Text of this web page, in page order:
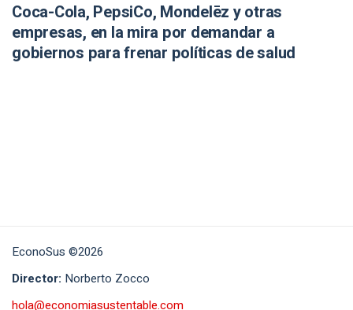
Coca-Cola, PepsiCo, Mondelēz y otras
empresas, en la mira por demandar a
gobiernos para frenar políticas de salud
EconoSus ©2026
Director: Norberto Zocco
hola@economiasustentable.com